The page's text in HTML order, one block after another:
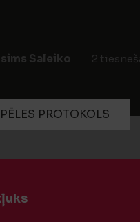
Saleiko 2
PROTOKOLS